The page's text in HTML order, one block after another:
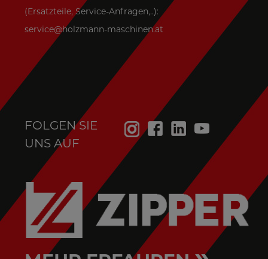
(Ersatzteile, Service-Anfragen,..):
service@holzmann-maschinen.at
FOLGEN SIE
UNS AUF